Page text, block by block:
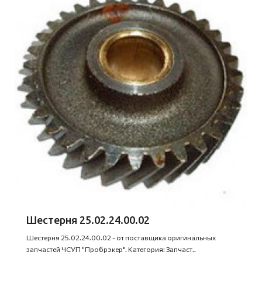
Шестерня 25.02.24.00.02
Шестерня 25.02.24.00.02 - от поставщика оригинальных
запчастей ЧСУП "Пробрэкер". Категория: Запчаст..